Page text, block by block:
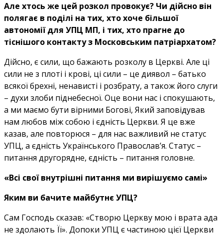
Але хтось же цей розкол провокує? Чи дійсно він
полягає в поділі на тих, хто хоче більшої
автономії для УПЦ МП, і тих, хто прагне до
тіснішого контакту з Московським патріархатом?
Дійсно, є сили, що бажають розколу в Церкві. Але ці
сили не з плоті і крові, ці сили – це диявол – батько
всякої брехні, ненависті і розбрату, а також його слуги
– духи злоби піднебесної. Оце вони нас і спокушають,
а ми маємо бути вірними Богові, Який заповідував
нам любов між собою і єдність Церкви. Я це вже
казав, але повторюся – для нас важливий не статус
УПЦ, а єдність Українського Православ’я. Статус –
питання другорядне, єдність – питання головне.
«Всі свої внутрішні питання ми вирішуємо самі»
Яким ви бачите майбутнє УПЦ?
Сам Господь сказав: «Створю Церкву мою і врата ада
не здолають Її». Допоки УПЦ є частиною цієї Церкви